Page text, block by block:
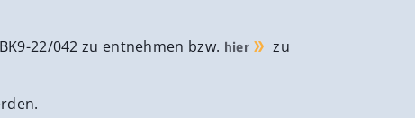
22/042 zu entnehmen bzw. hier
zu